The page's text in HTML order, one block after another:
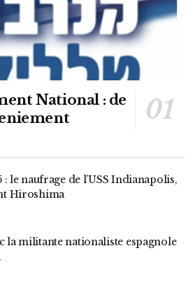
National : de
: le naufrage de l’USS Indianapolis,
Hiroshima
la militante nationaliste espagnole